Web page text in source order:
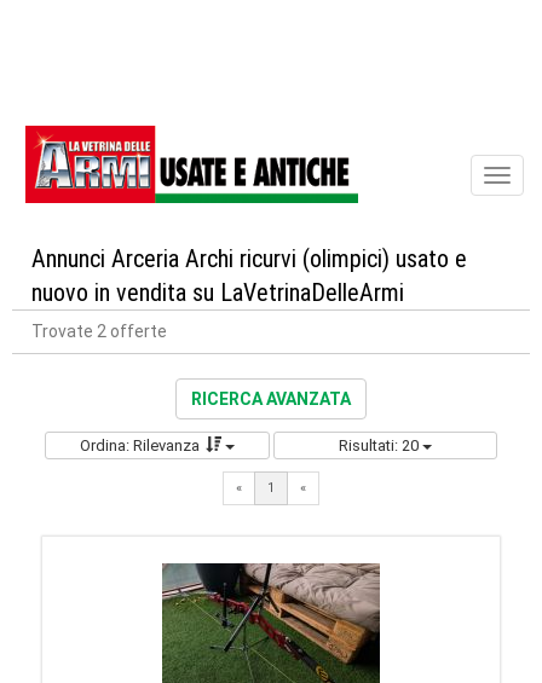
Annunci Arceria Archi ricurvi (olimpici) usato e
nuovo in vendita su LaVetrinaDelleArmi
Trovate 2 offerte
RICERCA AVANZATA
Ordina: Rilevanza Risultati: 20
« 1 «